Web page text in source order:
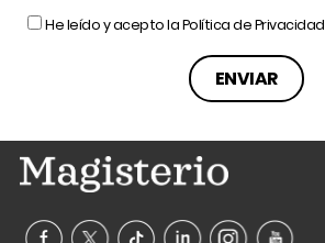
He leído y acepto laPolítica de Privacidad